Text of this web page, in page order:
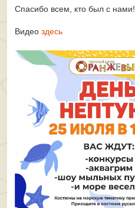
Спасибо всем, кто был с нами!
Видео здесь